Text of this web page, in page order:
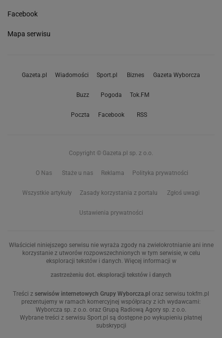
Facebook
Mapa serwisu
Gazeta.pl Wiadomości Sport.pl Biznes Gazeta Wyborcza
Buzz Pogoda Tok.FM
Poczta Facebook RSS
Copyright © Gazeta.pl sp. z o.o.
O Nas Staże u nas Reklama Polityka prywatności
Wszystkie artykuły Zasady korzystania z portalu Zgłoś uwagi
Ustawienia prywatności
Właściciel niniejszego serwisu nie wyraża zgody na zwielokrotnianie ani inne
korzystanie z utworów rozpowszechnionych w tym serwisie, w celu
eksploracji tekstów i danych. Więcej informacji w
zastrzeżeniu dot. eksploracji tekstów i danych
Treści z serwisów internetowych Grupy Wyborcza.pl oraz serwisu tokfm.pl
prezentujemy w ramach komercyjnej współpracy z ich wydawcami:
Wyborcza sp. z o.o. oraz Grupą Radiową Agory sp. z o.o.
Wybrane treści z serwisu Sport.pl są dostępne po wykupieniu płatnej
subskrypcji